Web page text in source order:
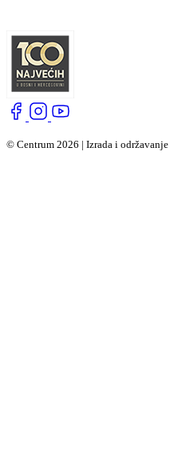
© Centrum 2026 | Izrada i održavanje